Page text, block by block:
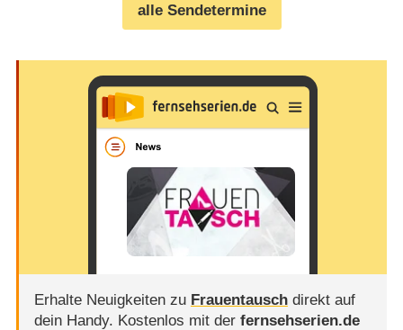
alle Sendetermine
Erhalte Neuigkeiten zu Frauentauschdirekt auf
dein Handy. Kostenlos mit der fernsehserien.de